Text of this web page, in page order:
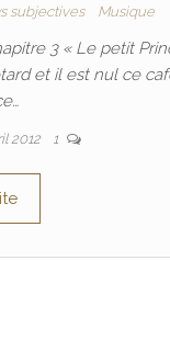
subjectives Musique
3 « Le petit
et il est nul ce
2012 1